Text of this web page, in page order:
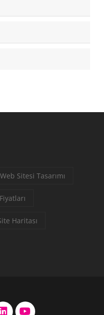
Web Sitesi Tasarımı
Haritası